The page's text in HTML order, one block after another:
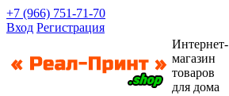
+7 (966) 751-71-70
Вход Регистрация
Интернет-
магазин
товаров
для дома